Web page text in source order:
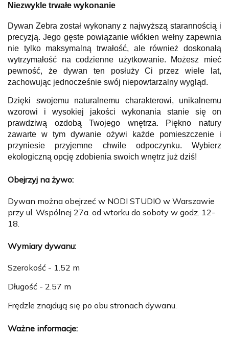
Niezwykle trwałe wykonanie
Dywan Zebra został wykonany z najwyższą starannością i
precyzją. Jego gęste powiązanie włókien wełny zapewnia
nie tylko maksymalną trwałość, ale również doskonałą
wytrzymałość na codzienne użytkowanie. Możesz mieć
pewność, że dywan ten posłuży Ci przez wiele lat,
zachowując jednocześnie swój niepowtarzalny wygląd.
Dzięki swojemu naturalnemu charakterowi, unikalnemu
wzorowi i wysokiej jakości wykonania stanie się on
prawdziwą ozdobą Twojego wnętrza. Piękno natury
zawarte w tym dywanie ożywi każde pomieszczenie i
przyniesie przyjemne chwile odpoczynku. Wybierz
ekologiczną opcję zdobienia swoich wnętrz już dziś!
Obejrzyj na żywo:
Dywan można obejrzeć w NODI STUDIO w Warszawie
przy ul. Wspólnej 27a. od wtorku do soboty w godz. 12-
18.
Wymiary dywanu:
Szerokość - 1.52 m
Długość - 2.57 m
Frędzle znajdują się po obu stronach dywanu.
Ważne informacje: